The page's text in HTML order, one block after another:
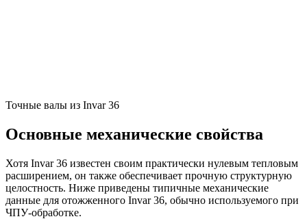
Точные валы из Invar 36
Основные механические свойства
Хотя Invar 36 известен своим практически нулевым тепловым
расширением, он также обеспечивает прочную структурную
целостность. Ниже приведены типичные механические
данные для отожженного Invar 36, обычно используемого при
ЧПУ-обработке.